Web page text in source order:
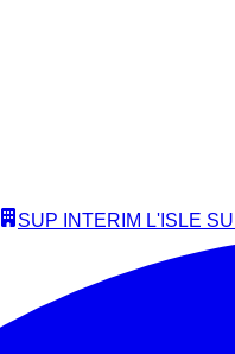
SUP INTERIM L'ISLE